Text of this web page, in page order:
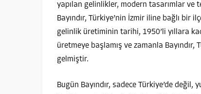
yapılan gelinlikler, modern tasarımlar ve
Bayındır, Türkiye’nin İzmir iline bağlı bir
gelinlik üretiminin tarihi, 1950’li yıllara
üretmeye başlamış ve zamanla
gelmiştir.
Bugün Bayındır, sadece Türkiye’de